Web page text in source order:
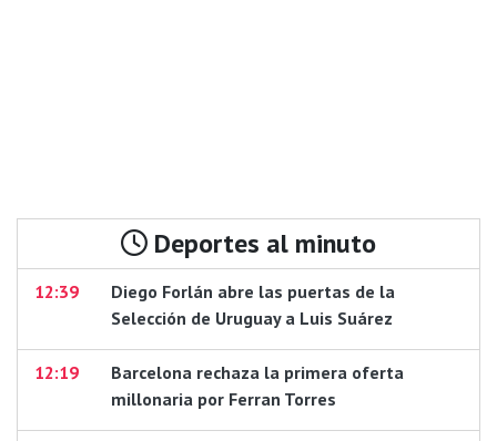
Deportes al minuto
12:39
Diego Forlán abre las puertas de la
Selección de Uruguay a Luis Suárez
12:19
Barcelona rechaza la primera oferta
millonaria por Ferran Torres